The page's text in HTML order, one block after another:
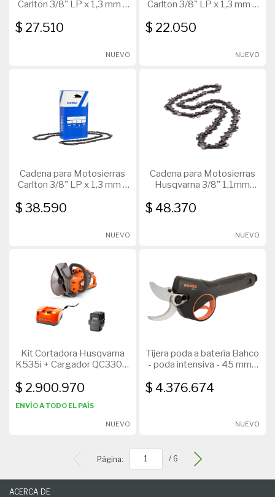
Carlton 3/8" LP x 1,3 mm x
$ 27.510
NUEVO
Carlton 3/8" LP x 1,3 mm x
$ 22.050
NUEVO
Cadena para Motosierras
Carlton 3/8" LP x 1,3 mm x
$ 38.590
NUEVO
Cadena para Motosierras
Husqvarna 3/8" 1,1mm
$ 48.370
NUEVO
Kit Cortadora Husqvarna
K535i + Cargador QC330 +
$ 2.900.970
ENVÍO A TODO EL PAÍS
NUEVO
Tijera poda a batería Bahco
- poda intensiva - 45 mm -
$ 4.376.674
NUEVO
Página: / 6
ACERCA DE